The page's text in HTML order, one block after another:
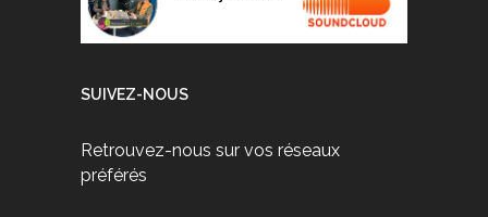
SUIVEZ-NOUS
Retrouvez-nous sur vos réseaux
préférés